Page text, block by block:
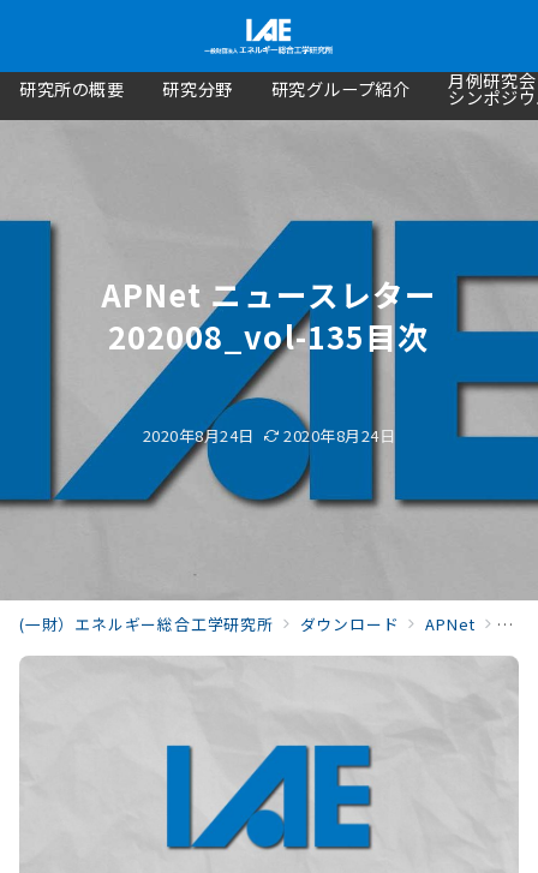
研究所の概要 研究分野 研究グループ紹介 月例研究
シンポジ
APNet ニュースレター
202008_vol-135目次
2020年8月24日 2020年8月24日
(一財）エネルギー総合工学研究所 ダウンロード APNet